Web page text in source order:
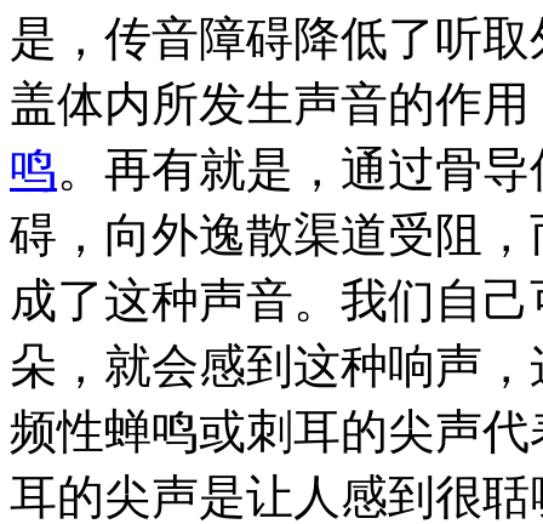
是，传音障碍降低了听
盖体内所发生声音的作
鸣。再有就是，通过骨
碍，向外逸散渠道受阻
成了这种声音。我们自
朵，就会感到这种响声
频性蝉鸣或刺耳的尖声
耳的尖声是让人感到很聒